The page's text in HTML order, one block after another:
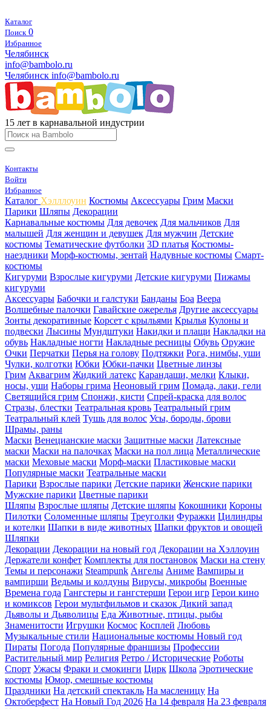
Каталог
Поиск 0
Избранное
Челябинск
info@bambolo.ru
Челябинск info@bambolo.ru
15 лет в карнавальной индустрии
Контакты
Войти
Избранное
Каталог Хэлллоуин Костюмы Аксессуары Грим Маски
Парики Шляпы Декорации
Карнавальные костюмы Для девочек Для мальчиков Для
малышей Для женщин и девушек Для мужчин Детские
костюмы Тематические футболки 3D платья Костюмы-
наездники Морф-костюмы, зентай Надувные костюмы Смарт-
костюмы
Кигуруми Взрослые кигуруми Детские кигуруми Пижамы
кигуруми
Аксессуары Бабочки и галстуки Банданы Боа Веера
Волшебные палочки Гавайские ожерелья Другие аксессуары
Зонты декоративные Корсет с крыльями Крылья Кулоны и
подвески Лысины Мундштуки Накидки и плащи Накладки на
обувь Накладные ногти Накладные ресницы Обувь Оружие
Очки Перчатки Перья на голову Подтяжки Рога, нимбы, уши
Чулки, колготки Юбки Юбки-пачки Цветные линзы
Грим Аквагрим Жидкий латекс Карандаши, мелки Клыки,
носы, уши Наборы грима Неоновый грим Помада, лаки, гели
Светящийся грим Спонжи, кисти Спрей-краска для волос
Стразы, блестки Театральная кровь Театральный грим
Театральный клей Тушь для волос Усы, бороды, брови
Шрамы, раны
Маски Венецианские маски Защитные маски Латексные
маски Маски на палочках Маски на пол лица Металлические
маски Меховые маски Морф-маски Пластиковые маски
Популярные маски Театральные маски
Парики Взрослые парики Детские парики Женские парики
Мужские парики Цветные парики
Шляпы Взрослые шляпы Детские шляпы Кокошники Короны
Пилотки Соломенные шляпы Треуголки Фуражки Цилиндры
и котелки Шапки в виде животных Шапки фруктов и овощей
Шляпки
Декорации Декорации на новый год Декорации на Хэллоуин
Держатели конфет Комплекты для постановок Маски на стену
Темы и персонажи Steampunk Ангелы Аниме Вампиры и
вампирши Ведьмы и колдуны Вирусы, микробы Военные
Времена года Гангстеры и гангстерши Герои игр Герои кино
и комиксов Герои мультфильмов и сказок Дикий запад
Дьяволы и Дьяволицы Еда Животные, птицы, рыбы
Знаменитости Игрушки Космос Косплей Любовь
Музыкальные стили Национальные костюмы Новый год
Пираты Погода Популярные франшизы Профессии
Растительный мир Религия Ретро / Исторические Роботы
Спорт Ужасы Фраки и смокинги Цирк Школа Эротические
костюмы Юмор, смешные костюмы
Праздники На детский спектакль На масленицу На
Октоберфест На Новый Год 2026 На 14 февраля На 23 февраля